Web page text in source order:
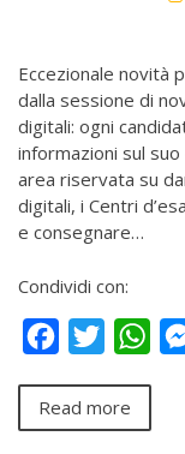
Eccezionale novità
dalla sessione di
digitali: ogni
informazioni sul
area riservata su
digitali, i Centri
e consegnare…
Condividi con:
FacebookTwitter
Read more